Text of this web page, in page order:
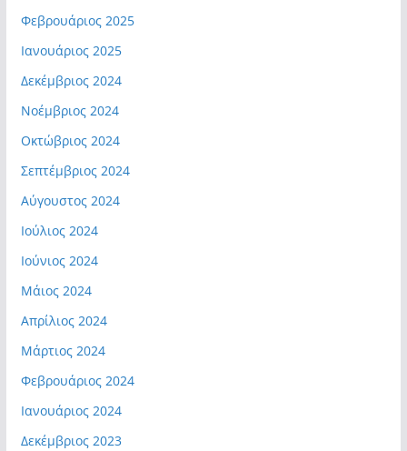
Φεβρουάριος 2025
Ιανουάριος 2025
Δεκέμβριος 2024
Νοέμβριος 2024
Οκτώβριος 2024
Σεπτέμβριος 2024
Αύγουστος 2024
Ιούλιος 2024
Ιούνιος 2024
Μάιος 2024
Απρίλιος 2024
Μάρτιος 2024
Φεβρουάριος 2024
Ιανουάριος 2024
Δεκέμβριος 2023